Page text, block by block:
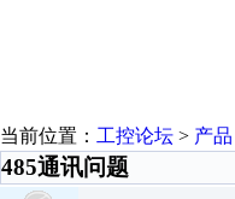
当前位置： 工控论坛 > 产品
485通讯问题